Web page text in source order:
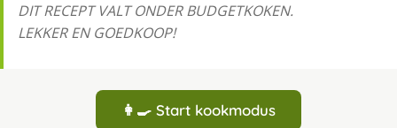
DIT RECEPT VALT ONDER BUDGETKOKEN.
LEKKER EN GOEDKOOP!
👩‍🍳 Start kookmodus